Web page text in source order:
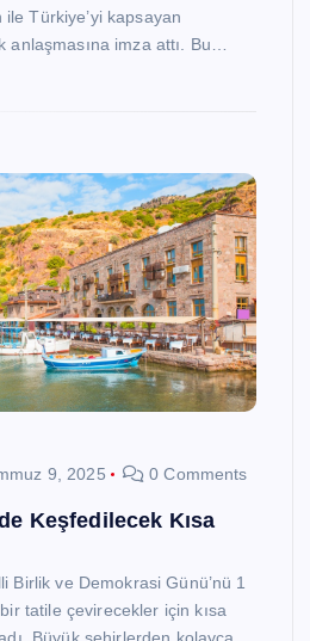
Türkiye’yi kapsayan
anlaşmasına imza attı. Bu…
9, 2025 0 Comments
Keşfedilecek Kısa
Birlik ve Demokrasi Günü’nü 1
tatile çevirecekler için kısa